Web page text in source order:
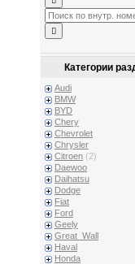
Категории
Audi
BMW
BYD
Chery
Chevrolet
Chrysler
Citroen (2)
Daewoo
Daihatsu
Dodge
Fiat
Ford
Geely
Great_Wall
Haval
Honda